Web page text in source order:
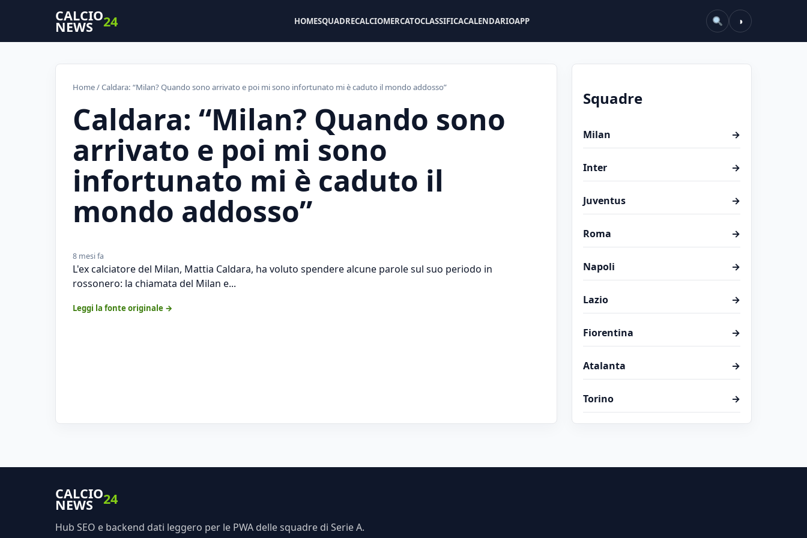
CALCIO
NEWS 24 HOMESQUADRECALCIOMERCATOCLASSIFICACALENDARIOAPP ◑
Home/ Caldara: “Milan? Quando sono arrivato e poi mi sono infortunato mi è caduto il mondo addosso”
Caldara: “Milan? Quando sono
arrivato e poi mi sono
infortunato mi è caduto il
mondo addosso”
8 mesi fa
L'ex calciatore del Milan, Mattia Caldara, ha voluto spendere alcune parole sul suo periodo in
rossonero: la chiamata del Milan e...
Leggi la fonte originale →
Squadre
Milan →
Inter →
Juventus →
Roma →
Napoli →
Lazio →
Fiorentina →
Atalanta →
Torino →
CALCIO
NEWS 24
Hub SEO e backend dati leggero per le PWA delle squadre di Serie A.